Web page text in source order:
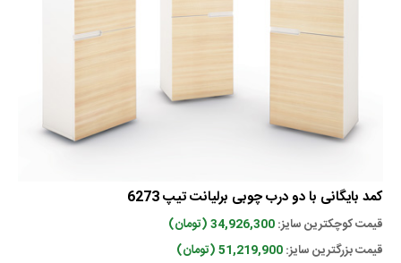
کمد بایگانی با دو درب چوبی برلیانت تیپ 6273
قیمت کوچکترین سایز:34,926,300 (تومان)
قیمت بزرگترین سایز:51,219,900 (تومان)